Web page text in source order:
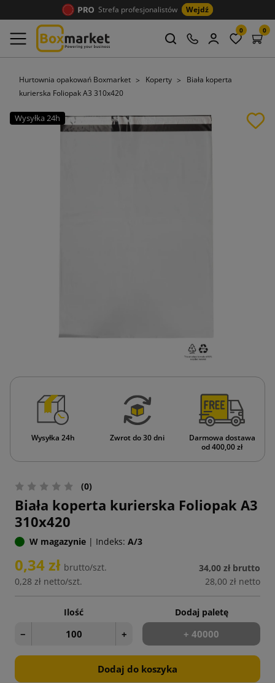
Strefa profesjonalistów Wejdź
0 0
Hurtownia opakowań Boxmarket Koperty
Biała koperta
kurierska Foliopak A3 310x420
Wysyłka 24h
Wysyłka 24h Zwrot do 30 dni
Darmowa dostawa
od 400,00 zł
(0)
Biała koperta kurierska Foliopak A3
310x420
W magazynie | Indeks: A/3
0,34 zł brutto/szt.
0,28 zł netto/szt.
34,00 zł brutto
28,00 zł netto
Ilość
− +
Dodaj paletę
+ 40000
Dodaj do koszyka